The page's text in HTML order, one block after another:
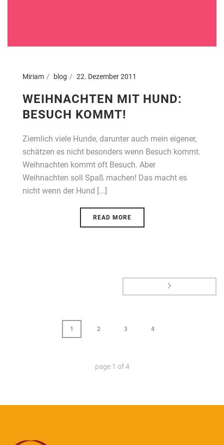
Miriam blog 22. Dezember 2011
WEIHNACHTEN MIT HUND:
BESUCH KOMMT!
Ziemlich viele Hunde, darunter auch mein eigener,
schätzen es nicht besonders wenn Besuch kommt.
Weihnachten kommt oft Besuch. Aber
Weihnachten soll Spaß machen! Das macht es
nicht wenn der Hund [...]
READ MORE
1 2 3 4
page 1 of4